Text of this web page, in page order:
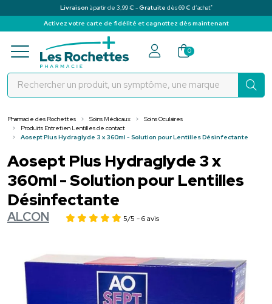
Livraison à partir de 3,99 € -Gratuite dès 69 € d’achat*
Activez votre carte de fidélité et cagnottez dès maintenant
Pharmacie des Rochettes Votre
0
Pharmacie des Rochettes Soins Médicaux
Soins Oculaires
Produits Entretien Lentilles de contact
Aosept Plus Hydraglyde 3 x 360ml - Solution pour Lentilles Désinfectante
Aosept Plus Hydraglyde 3 x
360ml - Solution pour Lentilles
Désinfectante
ALCON 5/5 - 6 avis